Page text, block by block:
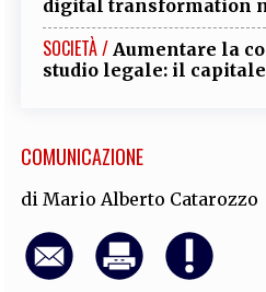
digital transformation
SOCIETÀ / Aumentare la
studio legale: il
COMUNICAZIONE
di Mario Alberto Catarozzo